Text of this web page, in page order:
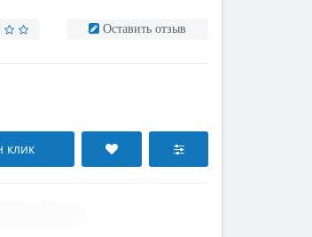
Оставить отзыв
клик